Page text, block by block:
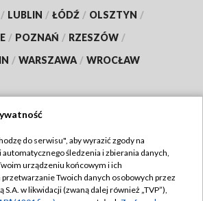
/ LUBLIN / ŁÓDŹ / OLSZTYN /
/ POZNAŃ / RZESZÓW /
/ WARSZAWA / WROCŁAW
TVP
Regulamin TVP
do serwisu", aby wyrazić zgody na
śledzenia i zbierania danych,
urządzeniu końcowym i ich
Twoich danych osobowych przez
S.A. w likwidacji (zwaną dalej również „TVP”),